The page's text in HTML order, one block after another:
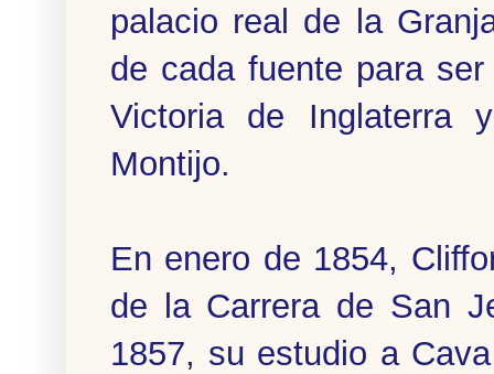
palacio real de la
de cada fuente para
Victoria de Inglaterra
Montijo.
En enero de 1854,
de la Carrera de San
1857, su estudio a